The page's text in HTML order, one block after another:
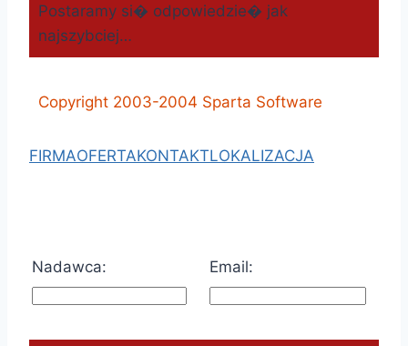
Postaramy si� odpowiedzie� jak
najszybciej…
Copyright 2003-2004 Sparta Software
FIRMAOFERTAKONTAKTLOKALIZACJA
Nadawca: Email: